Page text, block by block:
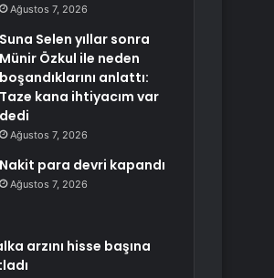
Ağustos 7, 2026
Suna Selen yıllar sonra
Münir Özkul ile neden
boşandıklarını anlattı:
Taze kana ihtiyacım var
dedi
Ağustos 7, 2026
Nakit para devri kapandı
Ağustos 7, 2026
arzını hisse başına